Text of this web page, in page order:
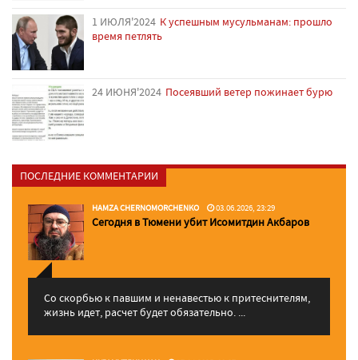
1 ИЮЛЯ'2024 К успешным мусульманам: прошло
время петлять
24 ИЮНЯ'2024 Посеявший ветер пожинает бурю
ПОСЛЕДНИЕ КОММЕНТАРИИ
HAMZA CHERNOMORCHENKO 03.06.2026, 23:29
Сегодня в Тюмени убит Исомитдин Акбаров
Со скорбью к павшим и ненавестью к притеснителям,
жизнь идет, расчет будет обязательно. ...